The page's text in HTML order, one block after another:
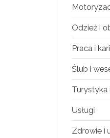
Odzież i
Praca i
Ślub i
Turystyka
Usługi
Zdrowie i